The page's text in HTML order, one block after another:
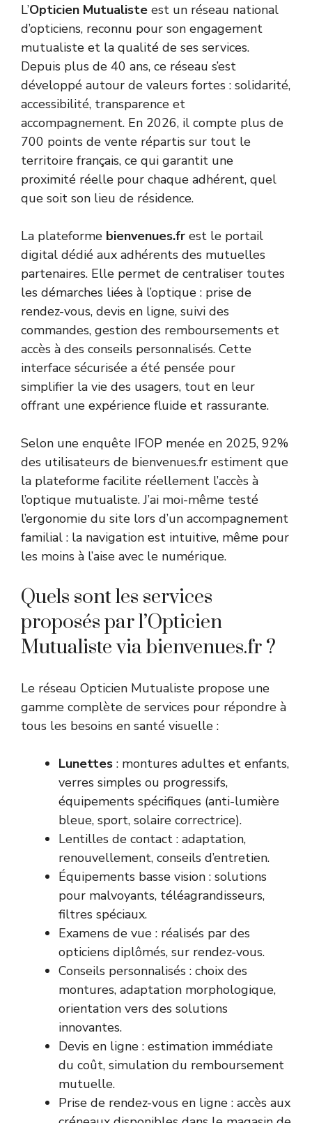
L’Opticien Mutualiste est un réseau national
d’opticiens, reconnu pour son engagement
mutualiste et la qualité de ses services.
Depuis plus de 40 ans, ce réseau s’est
développé autour de valeurs fortes : solidarité,
accessibilité, transparence et
accompagnement. En 2026, il compte plus de
700 points de vente répartis sur tout le
territoire français, ce qui garantit une
proximité réelle pour chaque adhérent, quel
que soit son lieu de résidence.
La plateforme bienvenues.fr est le portail
digital dédié aux adhérents des mutuelles
partenaires. Elle permet de centraliser toutes
les démarches liées à l’optique : prise de
rendez-vous, devis en ligne, suivi des
commandes, gestion des remboursements et
accès à des conseils personnalisés. Cette
interface sécurisée a été pensée pour
simplifier la vie des usagers, tout en leur
offrant une expérience fluide et rassurante.
Selon une enquête IFOP menée en 2025, 92%
des utilisateurs de bienvenues.fr estiment que
la plateforme facilite réellement l’accès à
l’optique mutualiste. J’ai moi-même testé
l’ergonomie du site lors d’un accompagnement
familial : la navigation est intuitive, même pour
les moins à l’aise avec le numérique.
Quels sont les services
proposés par l’Opticien
Mutualiste via bienvenues.fr ?
Le réseau Opticien Mutualiste propose une
gamme complète de services pour répondre à
tous les besoins en santé visuelle :
Lunettes : montures adultes et enfants,
verres simples ou progressifs,
équipements spécifiques (anti-lumière
bleue, sport, solaire correctrice).
Lentilles de contact : adaptation,
renouvellement, conseils d’entretien.
Équipements basse vision : solutions
pour malvoyants, téléagrandisseurs,
filtres spéciaux.
Examens de vue : réalisés par des
opticiens diplômés, sur rendez-vous.
Conseils personnalisés : choix des
montures, adaptation morphologique,
orientation vers des solutions
innovantes.
Devis en ligne : estimation immédiate
du coût, simulation du remboursement
mutuelle.
Prise de rendez-vous en ligne : accès aux